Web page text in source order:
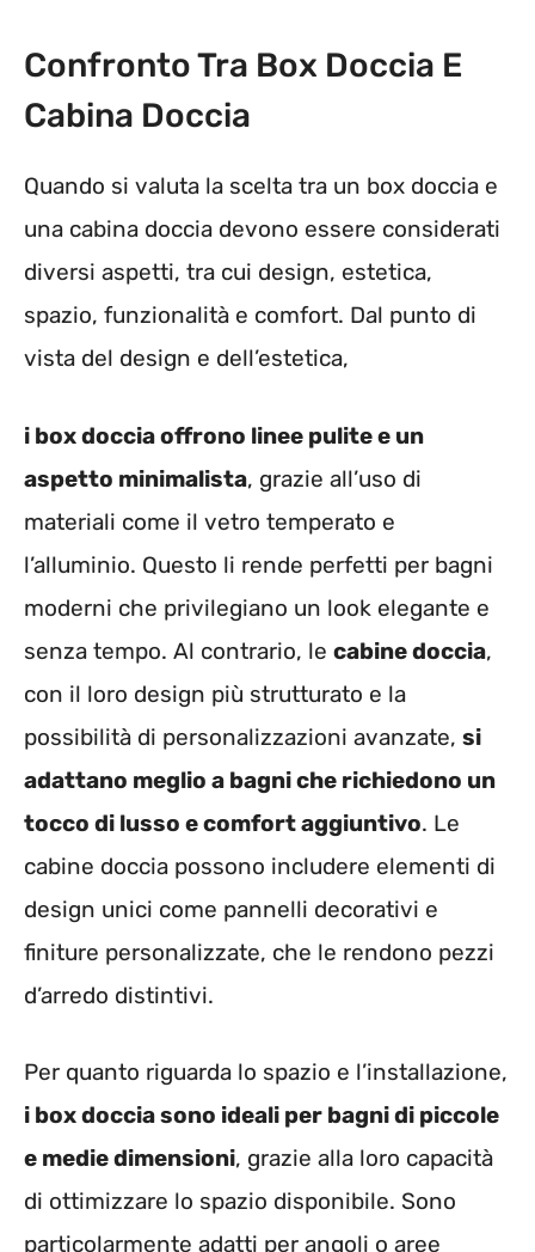
Confronto Tra Box Doccia E
Cabina Doccia
Quando si valuta la scelta tra un box doccia e
una cabina doccia devono essere considerati
diversi aspetti, tra cui design, estetica,
spazio, funzionalità e comfort. Dal punto di
vista del design e dell’estetica,
i box doccia offrono linee pulite e un
aspetto minimalista, grazie all’uso di
materiali come il vetro temperato e
l’alluminio. Questo li rende perfetti per bagni
moderni che privilegiano un look elegante e
senza tempo. Al contrario, le cabine doccia,
con il loro design più strutturato e la
possibilità di personalizzazioni avanzate, si
adattano meglio a bagni che richiedono un
tocco di lusso e comfort aggiuntivo. Le
cabine doccia possono includere elementi di
design unici come pannelli decorativi e
finiture personalizzate, che le rendono pezzi
d’arredo distintivi.
Per quanto riguarda lo spazio e l’installazione,
i box doccia sono ideali per bagni di piccole
e medie dimensioni, grazie alla loro capacità
di ottimizzare lo spazio disponibile. Sono
particolarmente adatti per angoli o aree